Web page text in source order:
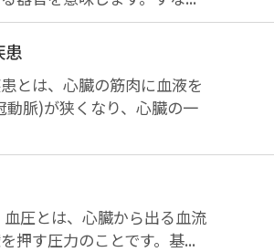
患
とは、心臓の筋肉に血液を
動脈)が狭くなり、心臓の一
圧とは、心臓から出る血流
押す圧力のことです。基...